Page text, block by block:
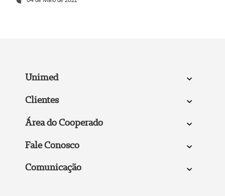
Unimed
Clientes
Área do Cooperado
Fale Conosco
Comunicação